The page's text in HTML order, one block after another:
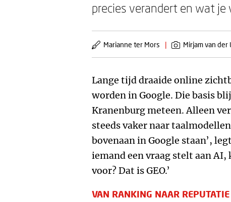
precies verandert en wat
Marianne ter Mors | Mirjam van der
Lange tijd draaide online
worden in Google. Die basis
Kranenburg meteen. Alleen
steeds vaker naar
bovenaan in Google staan’,
iemand een vraag stelt aan
voor? Dat is GEO.’
VAN RANKING NAAR REPUTATIE